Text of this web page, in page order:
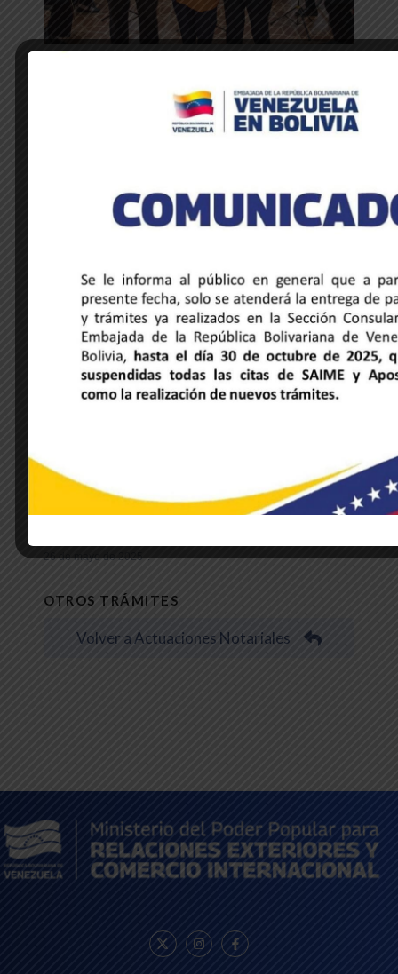
Venezuela y Honduras unidas a través
de la música y la hermandad cultural
NOTICIAS DE LA EMBAJADA
Embajador Trómpiz participa en actos
conmemorativos por los 216 años del
26 de mayo de 2025
OTROS TRÁMITES
Volver a Actuaciones Notariales